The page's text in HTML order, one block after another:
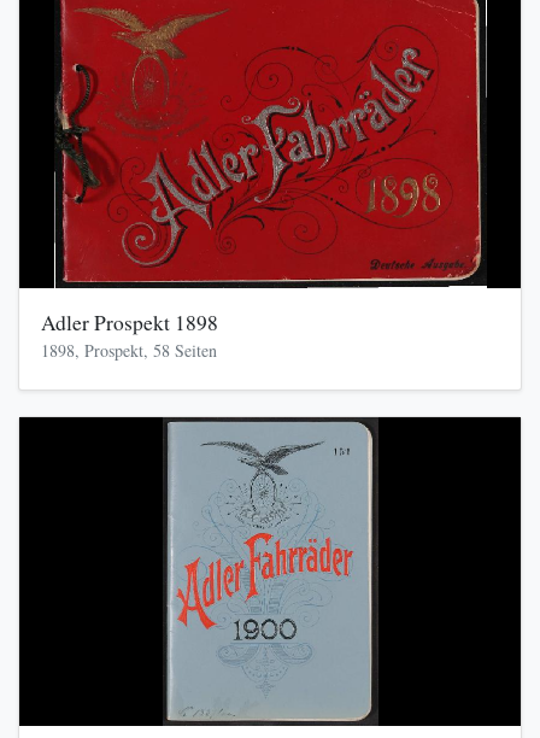
Adler Prospekt 1898
1898, Prospekt, 58 Seiten